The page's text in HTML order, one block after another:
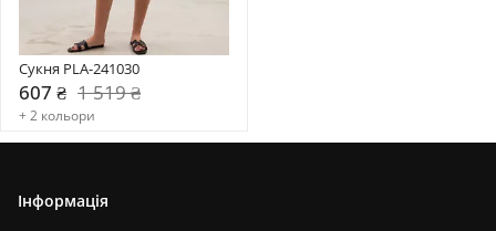
Сукня PLA-241030
607 ₴ 1 519 ₴
+ 2 кольори
Інформація